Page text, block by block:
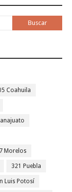
Coahuila
Morelos
321 Puebla
Luis Potosí